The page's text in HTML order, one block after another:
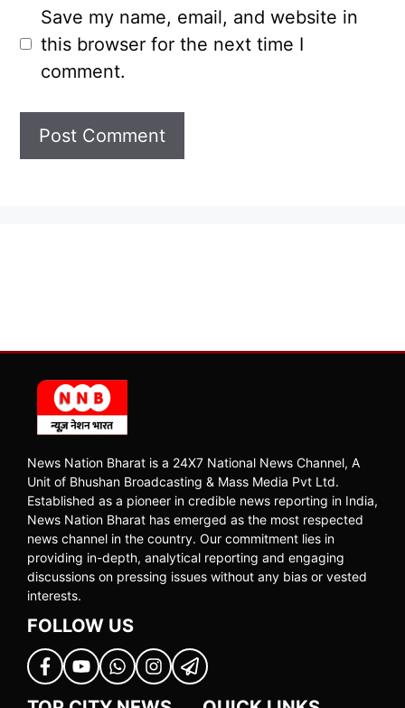
Save my name, email, and website in
this browser for the next time I
comment.
News Nation Bharat is a 24X7 National News Channel, A
Unit of Bhushan Broadcasting & Mass Media Pvt Ltd.
Established as a pioneer in credible news reporting in India,
News Nation Bharat has emerged as the most respected
news channel in the country. Our commitment lies in
providing in-depth, analytical reporting and engaging
discussions on pressing issues without any bias or vested
interests.
FOLLOW US